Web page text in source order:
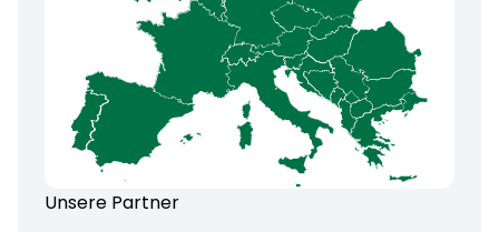
Unsere Partner